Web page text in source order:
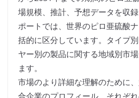
場規模、推計、予想データを収
ポートでは、世界のピロ亜硫酸
括的に区分しています。タイプ
ヤー別の製品に関する地域別市
ます。
市場のより詳細な理解のために